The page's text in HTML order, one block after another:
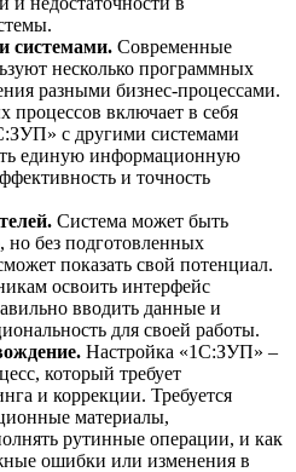
системами. Современные
несколько программных
разными бизнес-процессами.
процессов включает в себя
с другими системами
единую информационную
и точность
Система может быть
но без подготовленных
показать свой потенциал.
освоить интерфейс
вводить данные и
для своей работы.
Настройка «1C:ЗУП» –
который требует
и коррекции. Требуется
материалы,
рутинные операции, и как
ошибки или изменения в